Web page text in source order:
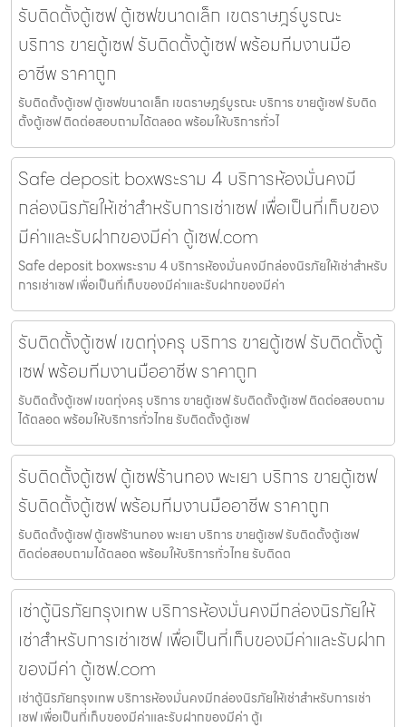
รับติดตั้งตู้เซฟ ตู้เซฟขนาดเล็ก เขตราษฎร์บูรณะ
บริการ ขายตู้เซฟ รับติดตั้งตู้เซฟ พร้อมทีมงานมือ
อาชีพ ราคาถูก
รับติดตั้งตู้เซฟ ตู้เซฟขนาดเล็ก เขตราษฎร์บูรณะ บริการ ขายตู้เซฟ รับติด
ตั้งตู้เซฟ ติดต่อสอบถามได้ตลอด พร้อมให้บริการทั่วไ
Safe deposit boxพระราม 4 บริการห้องมั่นคงมี
กล่องนิรภัยให้เช่าสำหรับการเช่าเซฟ เพื่อเป็นที่เก็บของ
มีค่าและรับฝากของมีค่า ตู้เซฟ.com
Safe deposit boxพระราม 4 บริการห้องมั่นคงมีกล่องนิรภัยให้เช่าสำหรับ
การเช่าเซฟ เพื่อเป็นที่เก็บของมีค่าและรับฝากของมีค่า
รับติดตั้งตู้เซฟ เขตทุ่งครุ บริการ ขายตู้เซฟ รับติดตั้งตู้
เซฟ พร้อมทีมงานมืออาชีพ ราคาถูก
รับติดตั้งตู้เซฟ เขตทุ่งครุ บริการ ขายตู้เซฟ รับติดตั้งตู้เซฟ ติดต่อสอบถาม
ได้ตลอด พร้อมให้บริการทั่วไทย รับติดตั้งตู้เซฟ
รับติดตั้งตู้เซฟ ตู้เซฟร้านทอง พะเยา บริการ ขายตู้เซฟ
รับติดตั้งตู้เซฟ พร้อมทีมงานมืออาชีพ ราคาถูก
รับติดตั้งตู้เซฟ ตู้เซฟร้านทอง พะเยา บริการ ขายตู้เซฟ รับติดตั้งตู้เซฟ
ติดต่อสอบถามได้ตลอด พร้อมให้บริการทั่วไทย รับติดต
เช่าตู้นิรภัยกรุงเทพ บริการห้องมั่นคงมีกล่องนิรภัยให้
เช่าสำหรับการเช่าเซฟ เพื่อเป็นที่เก็บของมีค่าและรับฝาก
ของมีค่า ตู้เซฟ.com
เช่าตู้นิรภัยกรุงเทพ บริการห้องมั่นคงมีกล่องนิรภัยให้เช่าสำหรับการเช่า
เซฟ เพื่อเป็นที่เก็บของมีค่าและรับฝากของมีค่า ตู้เ